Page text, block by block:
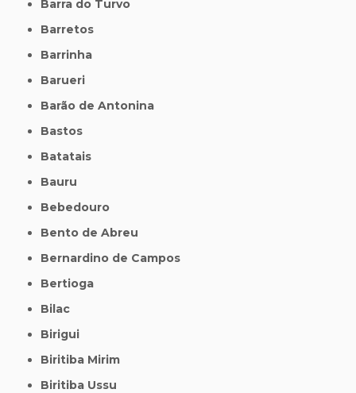
Barra do Turvo
Barretos
Barrinha
Barueri
Barão de Antonina
Bastos
Batatais
Bauru
Bebedouro
Bento de Abreu
Bernardino de Campos
Bertioga
Bilac
Birigui
Biritiba Mirim
Biritiba Ussu